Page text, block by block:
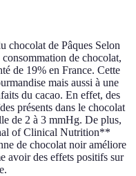
chocolat de Pâques Selon
de chocolat,
de 19% en France. Cette
mais aussi à une
du cacao. En effet, des
présents dans le chocolat
de 2 à 3 mmHg. De plus,
of Clinical Nutrition**
de chocolat noir améliore
avoir des effets positifs sur